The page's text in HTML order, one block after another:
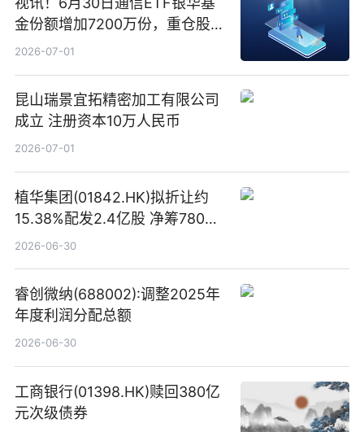
金份额增加7200万份，重仓股新
易盛、中际旭创、立讯精密
2026-07-01
昆山瑞景宜拓精密加工有限公司
成立 注册资本10万人民币
2026-07-01
植华集团(01842.HK)拟折让约
15.38%配发2.4亿股 净筹780万
港元
2026-06-30
睿创微纳(688002):调整2025年
年度利润分配总额
2026-06-30
工商银行(01398.HK)赎回380亿
元次级债券